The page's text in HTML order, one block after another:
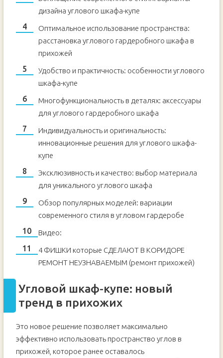
дизайна углового шкафа-купе
Оптимальное использование пространства:
расстановка углового гардеробного шкафа в
прихожей
Удобство и практичность: особенности углового
шкафа-купе
Многофункциональность в деталях: аксессуары
для углового гардеробного шкафа
Индивидуальность и оригинальность:
инновационные решения для углового шкафа-
купе
Эксклюзивность и качество: выбор материала
для уникального углового шкафа
Обзор популярных моделей: вариации
современного стиля в угловом гардеробе
Видео:
4 ФИШКИ которые СДЕЛАЮТ В КОРИДОРЕ
РЕМОНТ НЕУЗНАВАЕМЫМ (ремонт прихожей)
Угловой шкаф-купе: новый
тренд в прихожих
Это новое решение позволяет максимально
эффективно использовать пространство углов в
прихожей, которое ранее оставалось